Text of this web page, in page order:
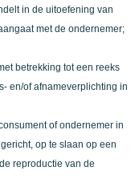
in de uitoefening van
met de ondernemer;
betrekking tot een reeks
en/of afnameverplichting in
of ondernemer in
op te slaan op een
reproductie van de